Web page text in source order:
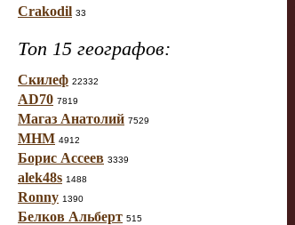
Crakodil 33
Топ 15 географов:
Скилеф 22332
AD70 7819
Магаз Анатолий 7529
МНМ 4912
Борис Ассеев 3339
alek48s 1488
Ronny 1390
Белков Альберт 515